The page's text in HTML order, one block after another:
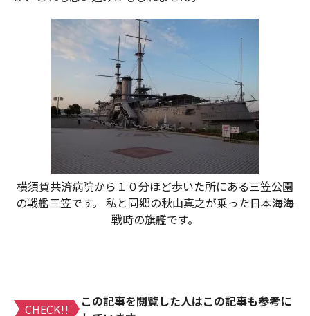
横須賀共済病院から１０分ほど歩いた所にある三笠公園
の戦艦三笠です。 私と同郷の秋山真之が乗った日本海海
戦時の旗艦です。
CHECK!!
この記事を閲覧した人はこの記事も参考に